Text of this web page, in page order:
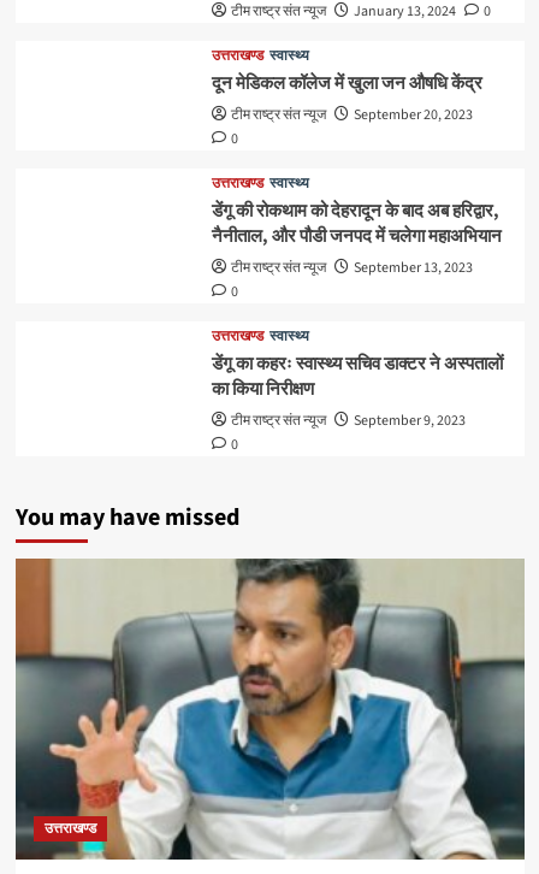
टीम राष्ट्र संत न्यूज January 13, 2024 0
उत्तराखण्ड स्वास्थ्य
दून मेडिकल कॉलेज में खुला जन औषधि केंद्र
टीम राष्ट्र संत न्यूज
September 20, 2023
0
उत्तराखण्ड स्वास्थ्य
डेंगू की रोकथाम को देहरादून के बाद अब हरिद्वार,
नैनीताल, और पौडी जनपद में चलेगा महाअभियान
टीम राष्ट्र संत न्यूज
September 13, 2023
0
उत्तराखण्ड स्वास्थ्य
डेंगू का कहरः स्वास्थ्य सचिव डाक्टर ने अस्पतालों
का किया निरीक्षण
टीम राष्ट्र संत न्यूज
September 9, 2023
0
You may have missed
उत्तराखण्ड